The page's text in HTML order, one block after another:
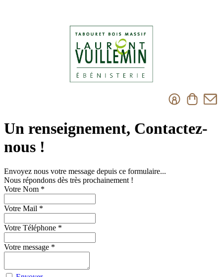
Un renseignement, Contactez-
nous !
Envoyez nous votre message depuis ce formulaire...
Nous répondons dès très prochainement !
Votre Nom *
Votre Mail *
Votre Téléphone *
Votre message *